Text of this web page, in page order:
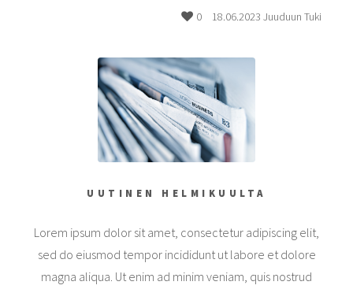
0 18.06.2023 Juuduun Tuki
UUTINEN HELMIKUULTA
Lorem ipsum dolor sit amet, consectetur adipiscing elit,
sed do eiusmod tempor incididunt ut labore et dolore
magna aliqua. Ut enim ad minim veniam, quis nostrud